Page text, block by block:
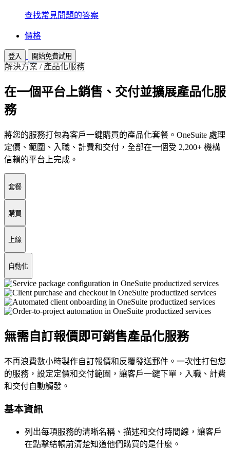
查找常見問題的答案
價格
登入 開始免費試用
解決方案 / 產品化服務
在一個平台上銷售、交付並擴展產品化服
務
將您的服務打包為客戶一鍵購買的產品化套餐。OneSuite 處理
定價、範圍、入職、計費和交付，全部在一個受 2,200+ 機構
信賴的平台上完成。
套餐
購買
上線
自動化
無需自訂報價即可銷售產品化服務
不再浪費數小時製作自訂報價和反覆發送郵件。一次性打包您
的服務，設定定價和交付範圍，讓客戶一鍵下單，入職、計費
和交付自動觸發。
基本資訊
列出每項服務的清晰名稱、描述和交付時間線，讓客戶
在點擊結帳前清楚知道他們購買的是什麼。